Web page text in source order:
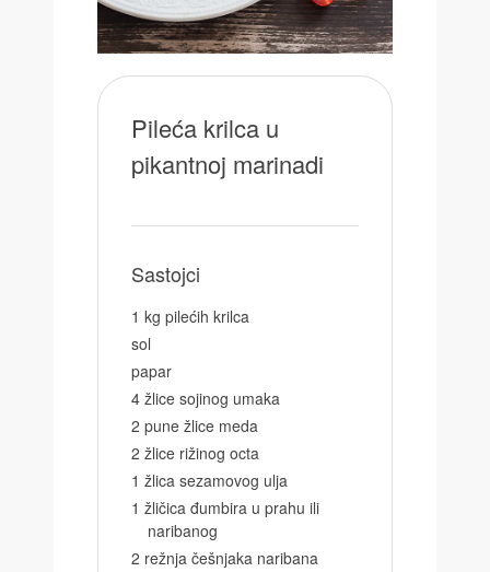
Pileća krilca u
pikantnoj marinadi
Sastojci
1 kg pilećih krilca
sol
papar
4 žlice sojinog umaka
2 pune žlice meda
2 žlice rižinog octa
1 žlica sezamovog ulja
1 žličica đumbira u prahu ili
naribanog
2 režnja češnjaka naribana